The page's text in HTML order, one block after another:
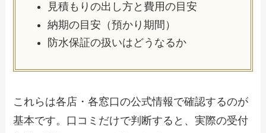
見積もりの出し方と費用の目安
納期の目安（預かり期間）
防水保証の扱いはどうなるか
これらは各店・各窓口の公式情報で確認するのが
基本です。口コミだけで判断すると、実際の受付